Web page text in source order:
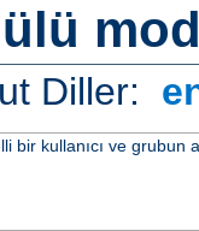
Diller:
bir kullanıcı ve grubun